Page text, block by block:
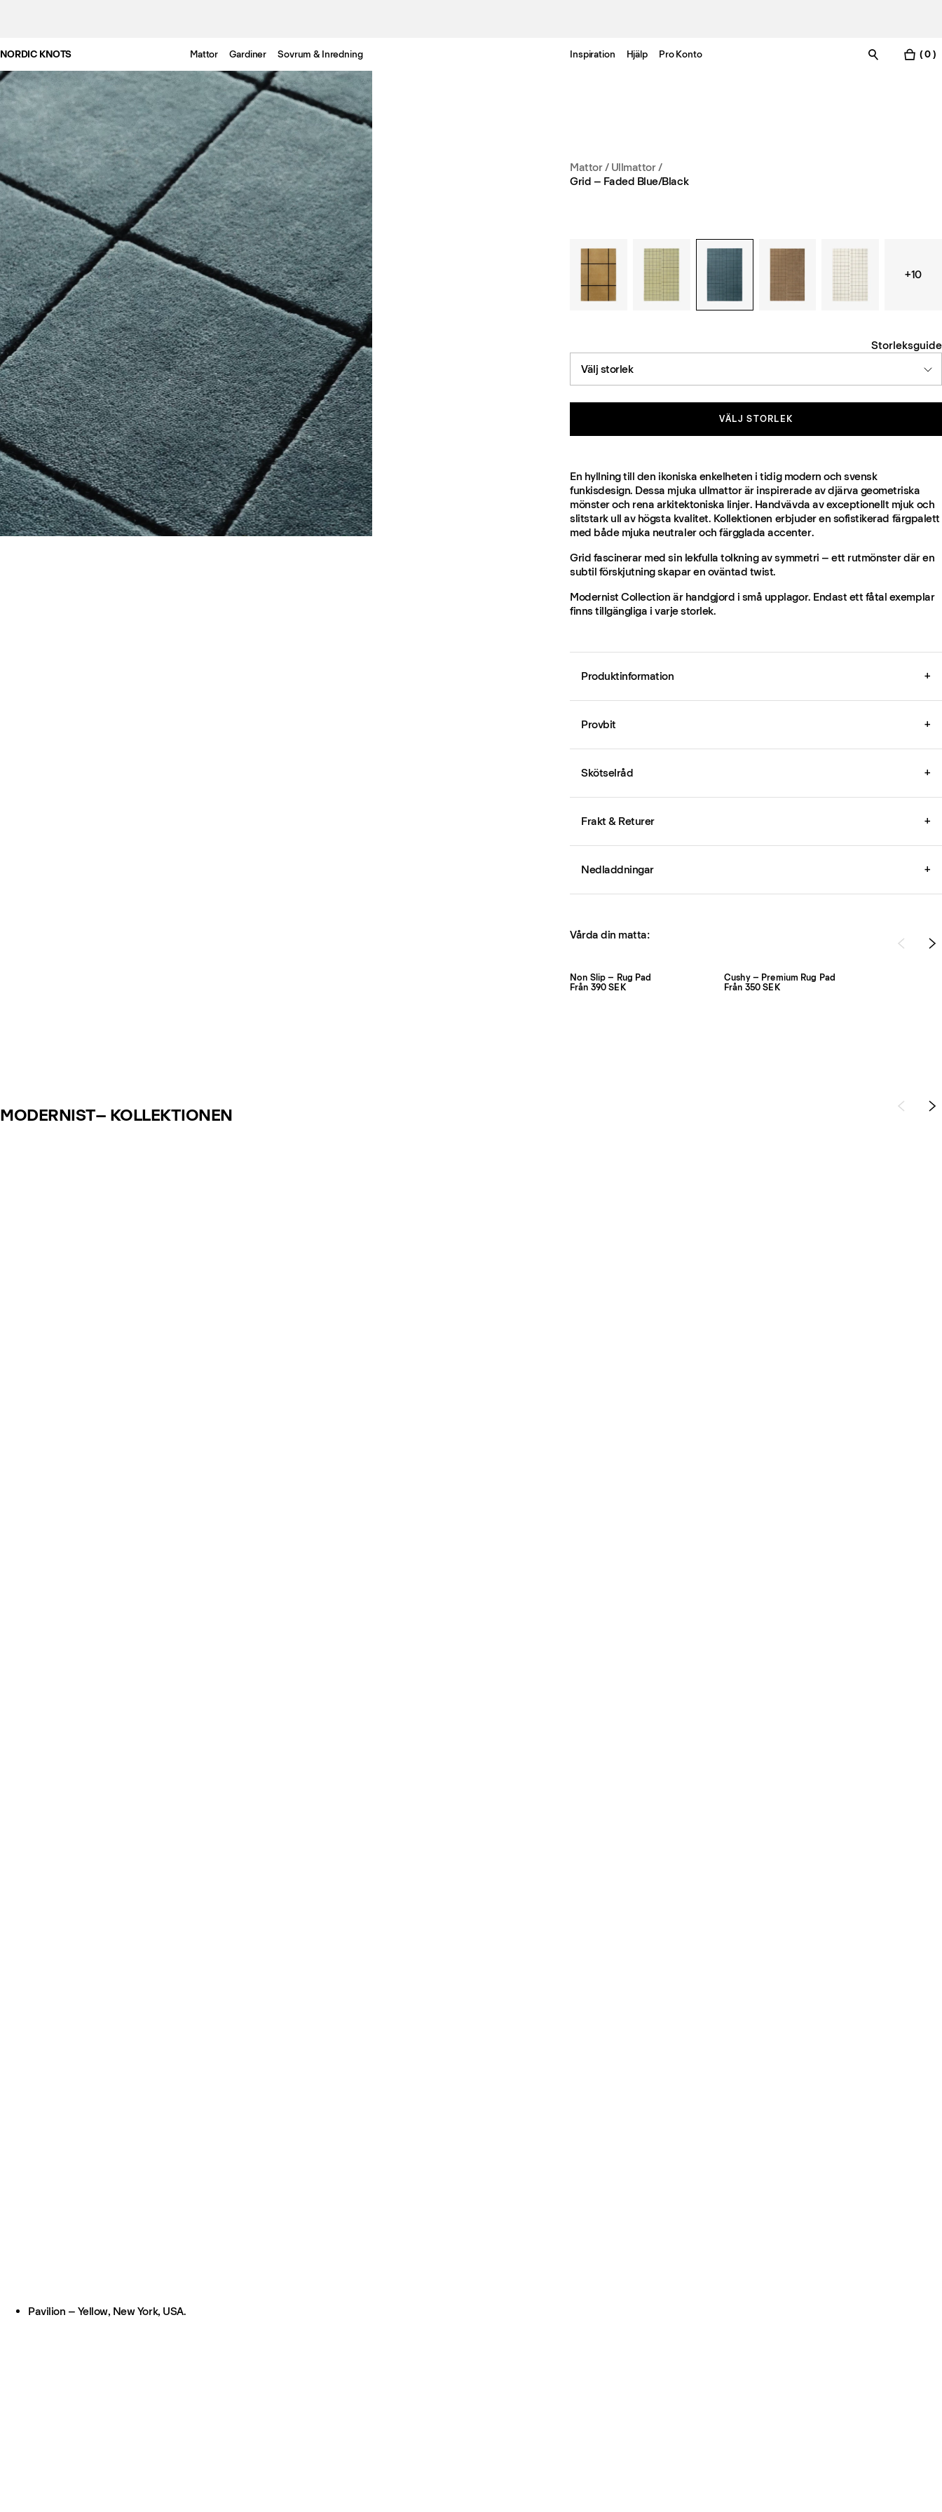
NORDIC KNOTS Mattor Gardiner Sovrum & Inredning Inspiration Hjälp Pro Konto ( 0 )
Mattor/ Ullmattor/
Grid – Faded Blue/Black
+10
Storleksguide
Välj storlek
VÄLJ STORLEK
En hyllning till den ikoniska enkelheten i tidig modern och svensk
funkisdesign. Dessa mjuka ullmattor är inspirerade av djärva geometriska
mönster och rena arkitektoniska linjer. Handvävda av exceptionellt mjuk och
slitstark ull av högsta kvalitet. Kollektionen erbjuder en sofistikerad färgpalett
med både mjuka neutraler och färgglada accenter.
Grid fascinerar med sin lekfulla tolkning av symmetri – ett rutmönster där en
subtil förskjutning skapar en oväntad twist.
Modernist Collection är handgjord i små upplagor. Endast ett fåtal exemplar
finns tillgängliga i varje storlek.
Produktinformation +
Provbit +
Skötselråd +
Frakt & Returer +
Nedladdningar +
Vårda din matta:
Non Slip – Rug Pad
Från 390 SEK
Cushy – Premium Rug Pad
Från 350 SEK
MODERNIST– KOLLEKTIONEN
Pavilion – Yellow, New York, USA.